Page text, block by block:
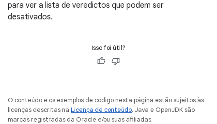
para ver a lista de veredictos que podem ser
desativados.
Isso foi útil?
O conteúdo e os exemplos de código nesta página estão sujeitos às
licenças descritas na Licença de conteúdo. Java e OpenJDK são
marcas registradas da Oracle e/ou suas afiliadas.